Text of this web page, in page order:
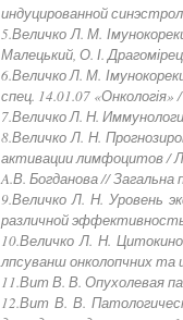
индуцированной
5.Величко Л. М.
Малецький, О. І.
6.Величко Л. М.
спец. 14.01.07
7.Величко Л. Н.
8.Величко Л. Н.
активации лимфоцитов /
A.В. Богданова //
9.Величко Л. Н. Уровень
различной
10.Величко Л. Н.
лпсуванш онколопчних
11.Вит В. В. Опухолевая
12.Вит В. В.